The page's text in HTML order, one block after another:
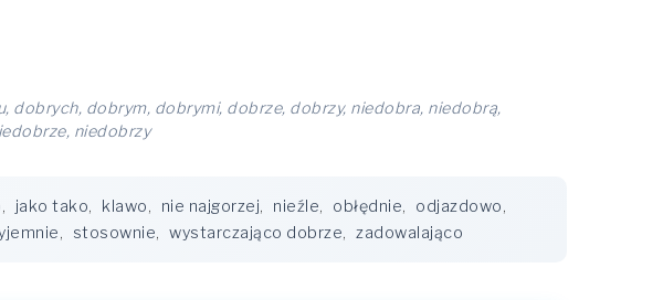
dobrym, dobrymi, dobrze, dobrzy, niedobra, niedobrą,
niedobrzy
, jako tako, klawo, nie najgorzej, nieźle, obłędnie, odjazdowo,
, stosownie, wystarczająco dobrze, zadowalająco